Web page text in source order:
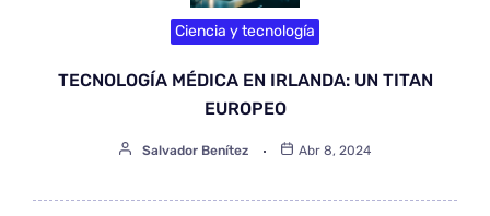
Ciencia y tecnología
TECNOLOGÍA MÉDICA EN IRLANDA: UN TITAN
EUROPEO
Salvador Benítez Abr 8, 2024